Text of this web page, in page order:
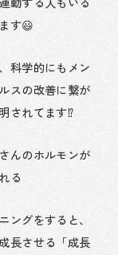
す😃
科学的にもメン
スの改善に繋が
されてます⁉️
んのホルモンが
る
ングをすると、
長させる「成長